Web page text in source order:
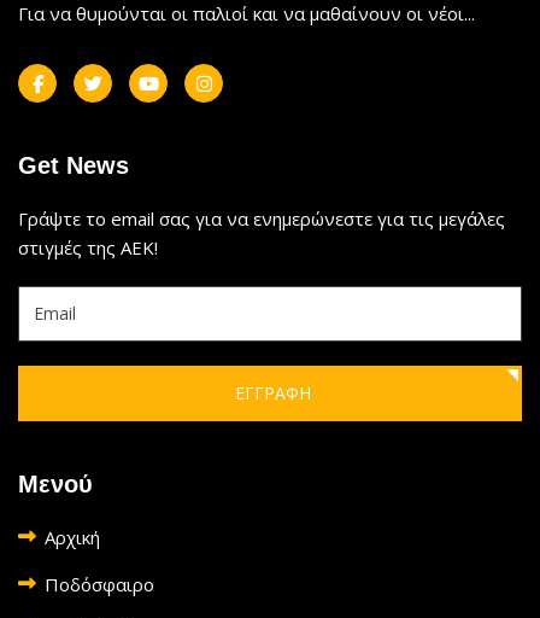
Για να θυμούνται οι παλιοί και να μαθαίνουν οι νέοι...
Get News
Γράψτε το email σας για να ενημερώνεστε για τις μεγάλες
στιγμές της ΑΕΚ!
ΕΓΓΡΑΦΗ
Μενού
Αρχική
Ποδόσφαιρο